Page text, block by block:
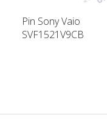
Pin Sony Vaio
SVF1521V9CB